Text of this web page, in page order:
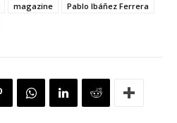
magazine
Pablo Ibáñez Ferrera